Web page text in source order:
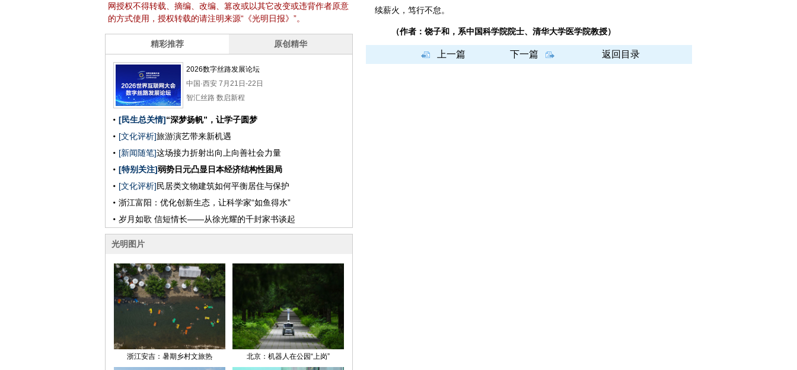
网授权不得转载、摘编、改编、篡改或以其它改变或违背作者原意
的方式使用，授权转载的请注明来源“《光明日报》”。
续薪火，笃行不怠。
（作者：饶子和，系中国科学院院士、清华大学医学院教授）
上一篇 下一篇 返回目录